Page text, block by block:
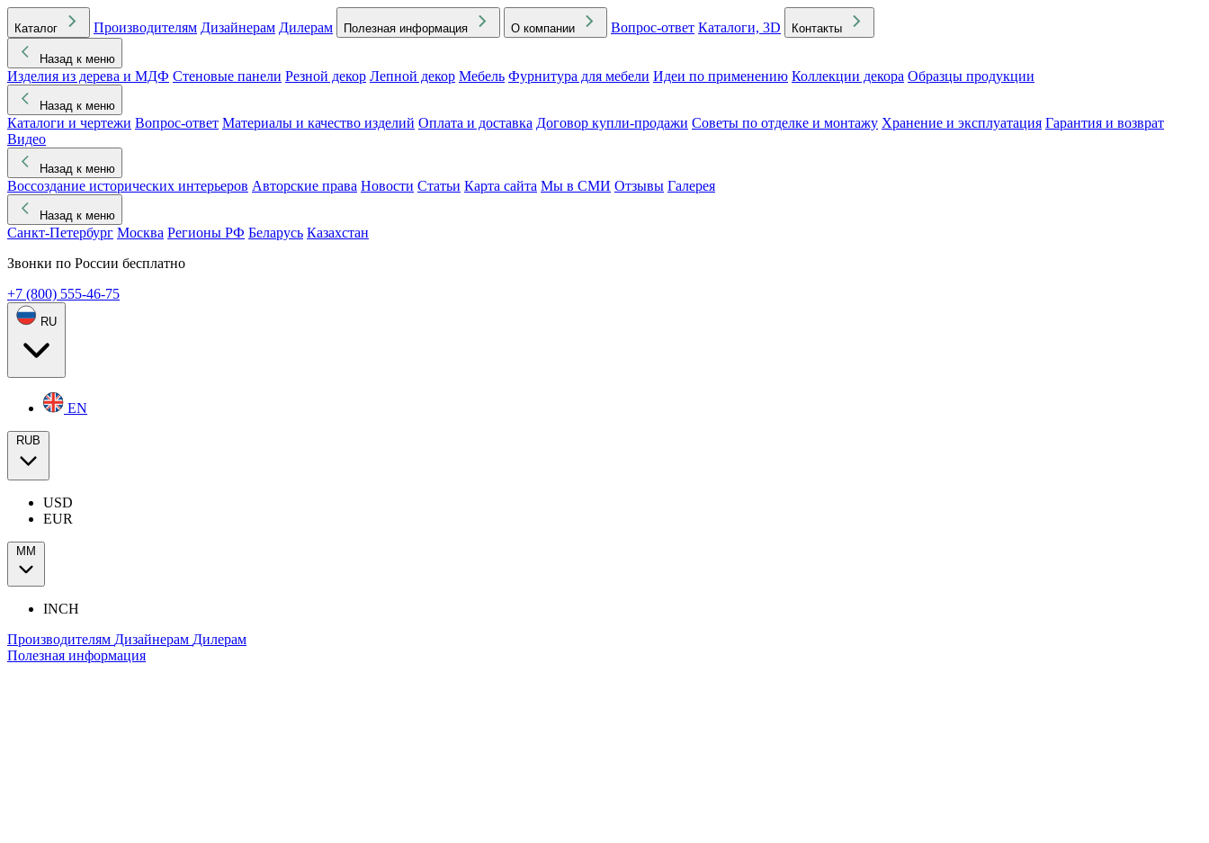
Каталог Производителям Дизайнерам Дилерам Полезная информация О компании Вопрос-ответ Каталоги, 3D Контакты
Назад к меню
Изделия из дерева и МДФ Стеновые панели Резной декор Лепной декор Мебель Фурнитура для мебели Идеи по применению Коллекции декора Образцы продукции
Назад к меню
Каталоги и чертежи Вопрос-ответ Материалы и качество изделий Оплата и доставка Договор купли-продажи Советы по отделке и монтажу Хранение и эксплуатация Гарантия и возврат
Видео
Назад к меню
Воссоздание исторических интерьеров Авторские права Новости Статьи Карта сайта Мы в СМИ Отзывы Галерея
Назад к меню
Санкт-Петербург Москва Регионы РФ Беларусь Казахстан
Звонки по России бесплатно
+7 (800) 555-46-75
RU
EN
RUB
USD
EUR
ММ
INCH
Производителям Дизайнерам Дилерам
Полезная информация